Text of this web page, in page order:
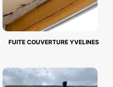
FUITE COUVERTURE YVELINES